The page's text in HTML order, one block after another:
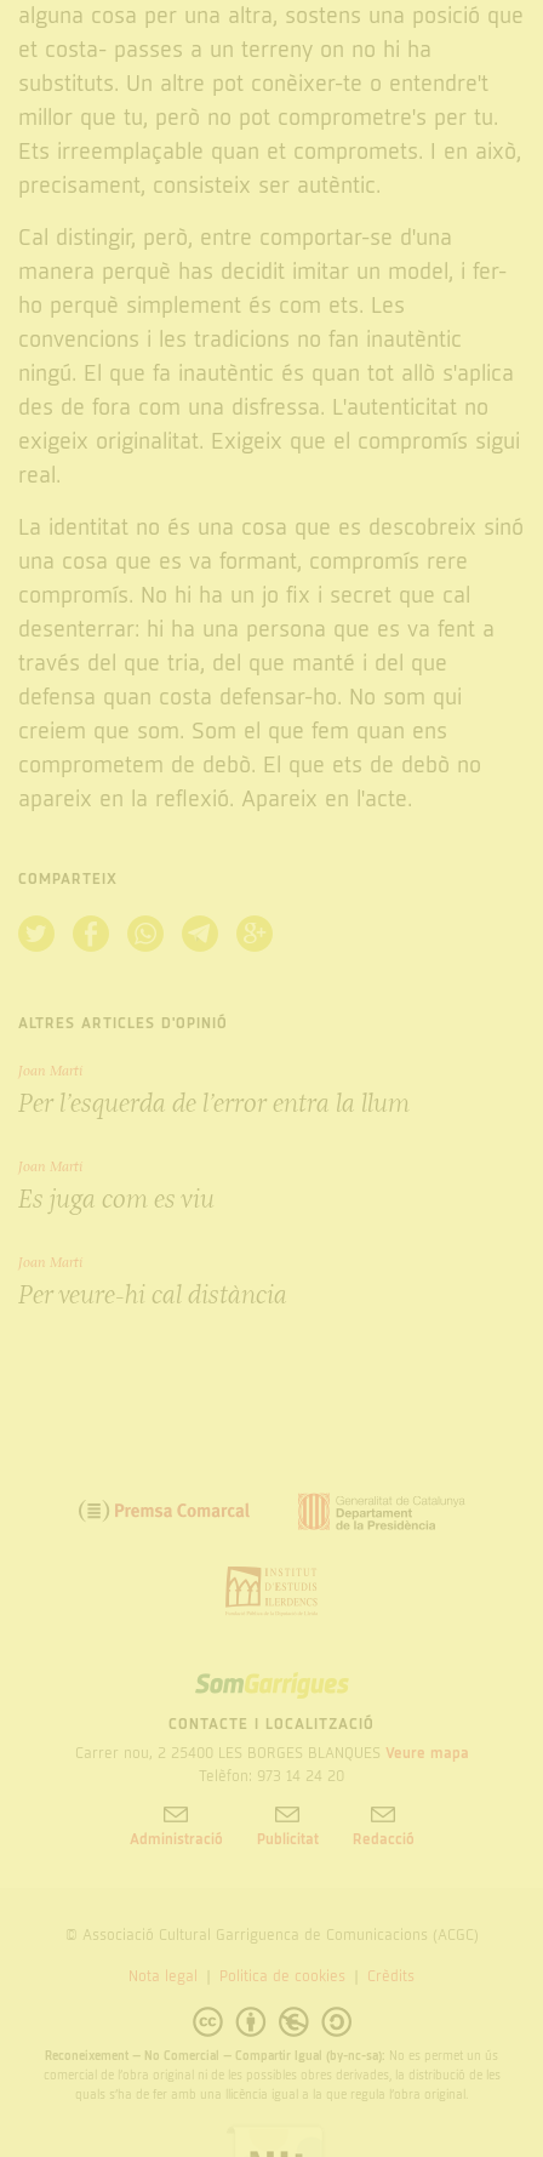
alguna cosa per una altra, sostens una posició que
et costa- passes a un terreny on no hi ha
substituts. Un altre pot conèixer-te o entendre't
millor que tu, però no pot comprometre's per tu.
Ets irreemplaçable quan et compromets. I en això,
precisament, consisteix ser autèntic.
Cal distingir, però, entre comportar-se d'una
manera perquè has decidit imitar un model, i fer-
ho perquè simplement és com ets. Les
convencions i les tradicions no fan inautèntic
ningú. El que fa inautèntic és quan tot allò s'aplica
des de fora com una disfressa. L'autenticitat no
exigeix originalitat. Exigeix que el compromís sigui
real.
La identitat no és una cosa que es descobreix sinó
una cosa que es va formant, compromís rere
compromís. No hi ha un jo fix i secret que cal
desenterrar: hi ha una persona que es va fent a
través del que tria, del que manté i del que
defensa quan costa defensar-ho. No som qui
creiem que som. Som el que fem quan ens
comprometem de debò. El que ets de debò no
apareix en la reflexió. Apareix en l'acte.
COMPARTEIX
ALTRES ARTICLES D'OPINIÓ
Joan Martí
Per l’esquerda de l’error entra la llum
Joan Martí
Es juga com es viu
Joan Martí
Per veure-hi cal distància
SOM
GARRIGUES
CONTACTE I LOCALITZACIÓ
Carrer nou, 2 25400 LES BORGES BLANQUES Veure mapa
Telèfon: 973 14 24 20
Administració Publicitat Redacció
© Associació Cultural Garriguenca de Comunicacions (ACGC)
Nota legal Politica de cookies Crèdits
Reconeixement – No Comercial – Compartir Igual (by-nc-sa): No es permet un ús
comercial de l’obra original ni de les possibles obres derivades, la distribució de les
quals s’ha de fer amb una llicència igual a la que regula l’obra original.